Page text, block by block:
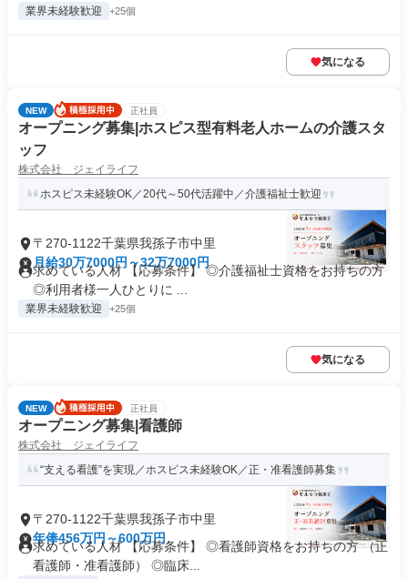
業界未経験歓迎 +25個
気になる
NEW 正社員
オープニング募集|ホスピス型有料老人ホームの介護スタ
ッフ
株式会社 ジェイライフ
ホスピス未経験OK／20代～50代活躍中／介護福祉士歓迎
〒270-1122千葉県我孫子市中里
月給30万7000円～32万7000円
求めている人材 【応募条件】 ◎介護福祉士資格をお持ちの方
◎利用者様一人ひとりに ...
業界未経験歓迎 +25個
気になる
NEW 正社員
オープニング募集|看護師
株式会社 ジェイライフ
“支える看護”を実現／ホスピス未経験OK／正・准看護師募集
〒270-1122千葉県我孫子市中里
年俸456万円～600万円
求めている人材 【応募条件】 ◎看護師資格をお持ちの方 （正
看護師・准看護師） ◎臨床...